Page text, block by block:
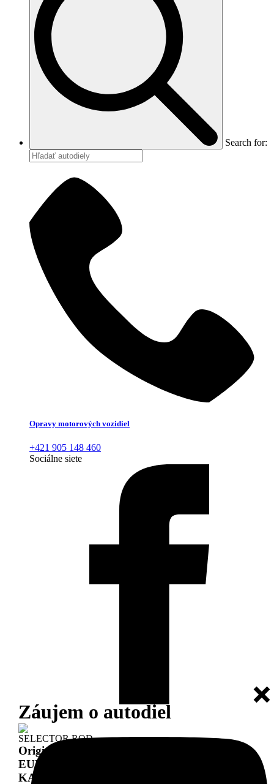
Search for:
Opravy motorových vozidiel
+421 905 148 460
Sociálne siete
Záujem o autodiel
SELECTOR ROD
Originál diel:
EURORICAMBI:
KAÇMAZLAR: